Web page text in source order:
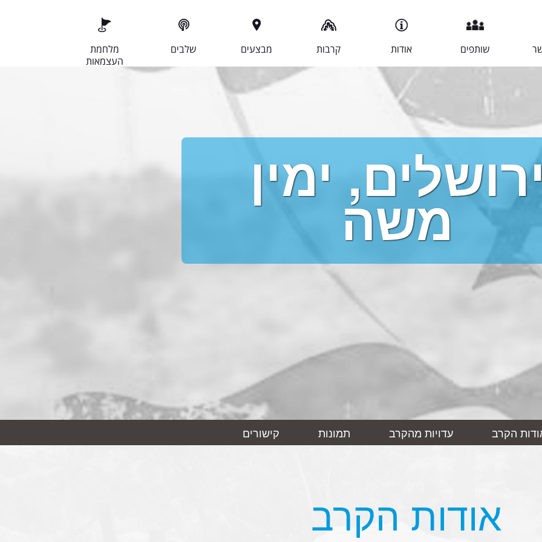
מלחמת
העצמאות
שלבים מבצעים קרבות אודות שותפים
ימין
משה
הקרב עדויות מהקרב תמונות קישורים
אודות הקרב